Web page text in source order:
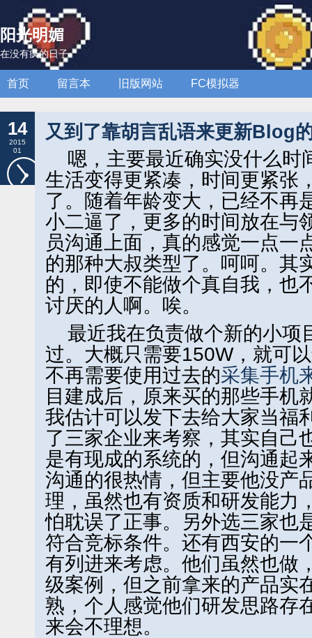
阳光明媚
在没有疯的日子
首页 留言本 旧版网站 FC模拟器
14
2015
01
又到了靠胡言乱语来更新Blog
嗯，主要最近确实没什么时
生活变得更紧凑，时间更紧张
了。随着年龄变大，已经不再
小二逼了，更多的时间放在与
员沟通上面，真的感觉一点一
的那种大叔类型了。呵呵。其
的，即使不能做个真自我，也
讨厌的人啊。唉。
最近我在负责做个新的小项
过。大概只需要150W，就可
不再需要使用过去的采集手机
目建成后，原来买的那些手机
我估计可以发下去给大家当
了三家企业来考察，其实自己
是有现成的系统的，但沟通起
沟通的很热情，但主要他没产
理，虽然也有资质和研发能力
怕耽误了正事。另外选三家也
符合竞标条件。还有西安的一
有列进来考虑。他们虽然也做
级案例，但之前拿来的产品实
熟，个人感觉他们研发思路存
来会不理想。